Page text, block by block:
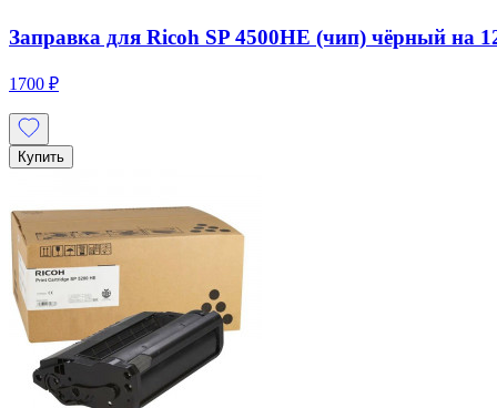
Заправка для Ricoh SP 4500HE (чип) чёрный на
1700 ₽
Купить